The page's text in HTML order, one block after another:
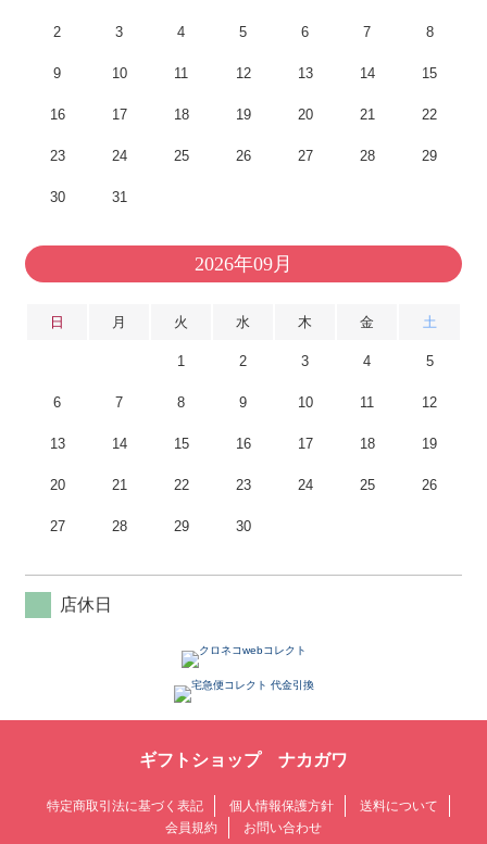
2 3 4 5 6 7 8
9 10 11 12 13 14 15
16 17 18 19 20 21 22
23 24 25 26 27 28 29
30 31
2026年09月
日 月 火 水 木 金 土
1 2 3 4 5
6 7 8 9 10 11 12
13 14 15 16 17 18 19
20 21 22 23 24 25 26
27 28 29 30
店休日
ギフトショップ ナカガワ
特定商取引法に基づく表記 個人情報保護方針
送料について
会員規約
お問い合わせ